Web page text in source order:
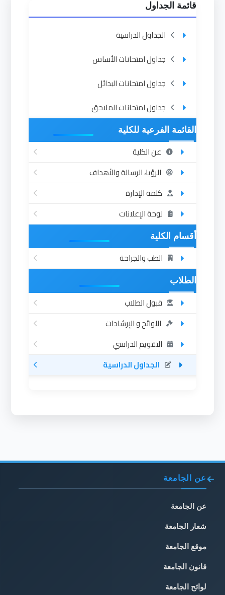
قائمة الجداول
الجداول الدراسية
جداول امتحانات الأساس
جداول امتحانات البدائل
جداول امتحانات الملاحق
القائمة الفرعية للكلية
عن الكلية
الرؤيا، الرسالة والأهداف
كلمة الإدارة
لوحة الإعلانات
أقسام الكلية
الطب والجراحة
الطلاب
قبول الطلاب
اللوائح و الإرشادات
التقويم الدراسي
الجداول الدراسية
عن الجامعة
عن الجامعة
شعار الجامعة
موقع الجامعة
قانون الجامعة
لوائح الجامعة